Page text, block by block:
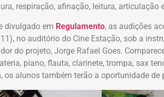
respiração, afinação, leitura, articulação
divulgado em Regulamento, as audições
no auditório do Cine Estação, sob a
do projeto, Jorge Rafael Goes.
piano, flauta, clarinete, trompa, sax
os alunos também terão a oportunidade